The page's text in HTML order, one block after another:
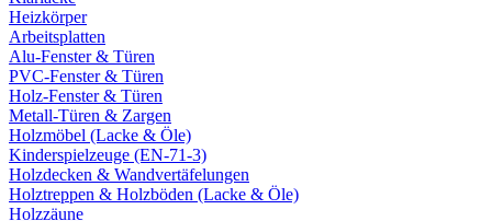
Heizkörper
Arbeitsplatten
Alu-Fenster & Türen
PVC-Fenster & Türen
Holz-Fenster & Türen
Metall-Türen & Zargen
Holzmöbel (Lacke & Öle)
Kinderspielzeuge (EN-71-3)
Holzdecken & Wandvertäfelungen
Holztreppen & Holzböden (Lacke & Öle)
Holzzäune